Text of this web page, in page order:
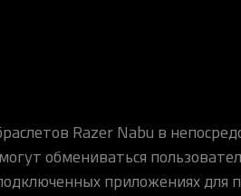
Razer Nabu в
обмениваться
приложениях для